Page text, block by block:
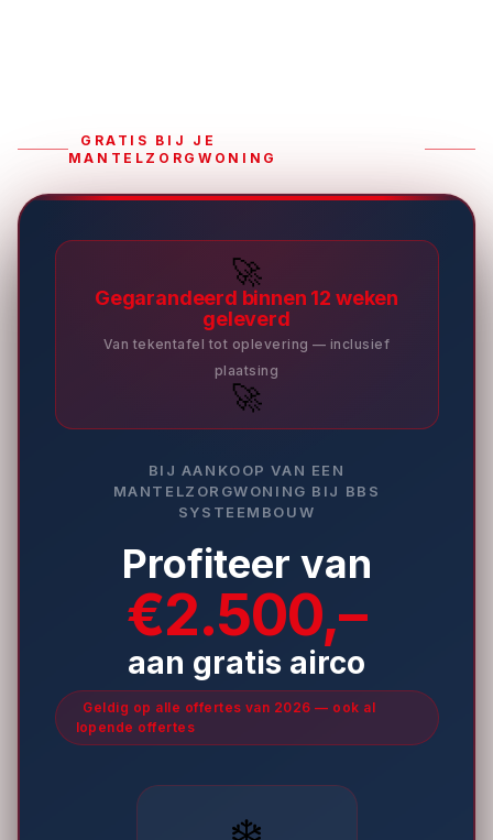
GRATIS BIJ JE
MANTELZORGWONING
🚀
Gegarandeerd binnen 12 weken
geleverd
Van tekentafel tot oplevering — inclusief
plaatsing
🚀
BIJ AANKOOP VAN EEN
MANTELZORGWONING BIJ BBS
SYSTEEMBOUW
Profiteer van
€2.500,–
aan gratis airco
Geldig op alle offertes van 2026 — ook al
lopende offertes